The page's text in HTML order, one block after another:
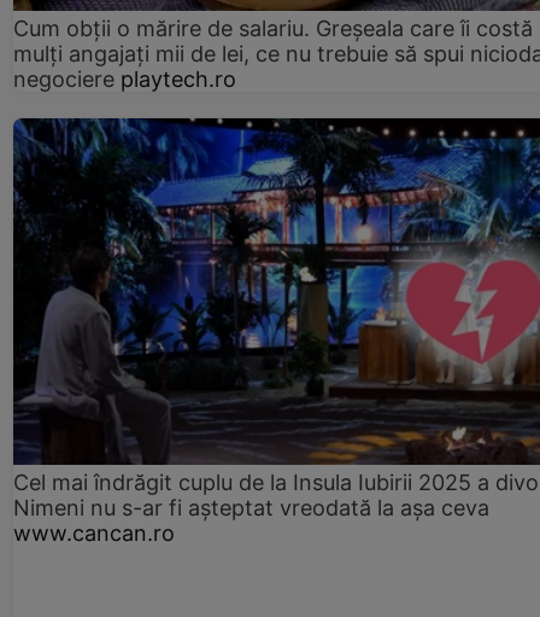
Cum obții o mărire de salariu. Greșeala care îi costă
mulți angajați mii de lei, ce nu trebuie să spui
negociere playtech.ro
Cel mai îndrăgit cuplu de la Insula Iubirii 2025 a
Nimeni nu s-ar fi așteptat vreodată la așa ceva
www.cancan.ro